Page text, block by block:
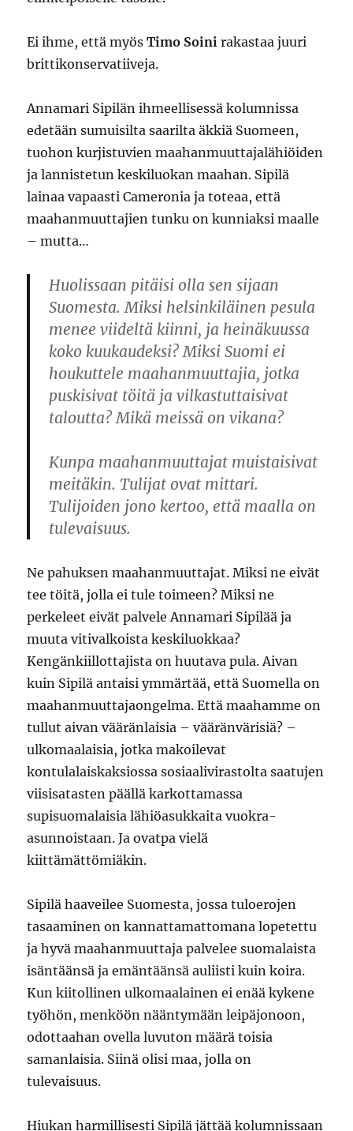
Ei ihme, että myös Timo Soini rakastaa juuri
brittikonservatiiveja.
Annamari Sipilän ihmeellisessä kolumnissa
edetään sumuisilta saarilta äkkiä Suomeen,
tuohon kurjistuvien maahanmuuttajalähiöiden
ja lannistetun keskiluokan maahan. Sipilä
lainaa vapaasti Cameronia ja toteaa, että
maahanmuuttajien tunku on kunniaksi maalle
– mutta…
Huolissaan pitäisi olla sen sijaan
Suomesta. Miksi helsinkiläinen pesula
menee viideltä kiinni, ja heinäkuussa
koko kuukaudeksi? Miksi Suomi ei
houkuttele maahanmuuttajia, jotka
puskisivat töitä ja vilkastuttaisivat
taloutta? Mikä meissä on vikana?
Kunpa maahanmuuttajat muistaisivat
meitäkin. Tulijat ovat mittari.
Tulijoiden jono kertoo, että maalla on
tulevaisuus.
Ne pahuksen maahanmuuttajat. Miksi ne eivät
tee töitä, jolla ei tule toimeen? Miksi ne
perkeleet eivät palvele Annamari Sipilää ja
muuta vitivalkoista keskiluokkaa?
Kengänkiillottajista on huutava pula. Aivan
kuin Sipilä antaisi ymmärtää, että Suomella on
maahanmuuttajaongelma. Että maahamme on
tullut aivan vääränlaisia – vääränvärisiä? –
ulkomaalaisia, jotka makoilevat
kontulalaiskaksiossa sosiaalivirastolta saatujen
viisisatasten päällä karkottamassa
supisuomalaisia lähiöasukkaita vuokra-
asunnoistaan. Ja ovatpa vielä
kiittämättömiäkin.
Sipilä haaveilee Suomesta, jossa tuloerojen
tasaaminen on kannattamattomana lopetettu
ja hyvä maahanmuuttaja palvelee suomalaista
isäntäänsä ja emäntäänsä auliisti kuin koira.
Kun kiitollinen ulkomaalainen ei enää kykene
työhön, menköön nääntymään leipäjonoon,
odottaahan ovella luvuton määrä toisia
samanlaisia. Siinä olisi maa, jolla on
tulevaisuus.
Hiukan harmillisesti Sipilä jättää kolumnissaan